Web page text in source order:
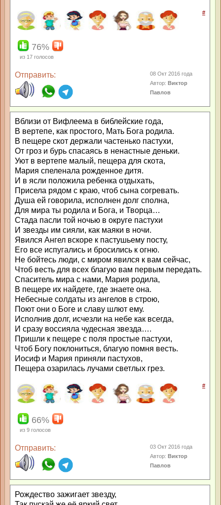
#
76%
из 17 голосов
Отправить:
08 Окт 2016 года
Автор:Виктор
Павлов
Вблизи от Вифлеема в библейские года,
В вертепе, как простого, Мать Бога родила.
В пещере скот держали частенько пастухи,
От гроз и бурь спасаясь в ненастные деньки.
Уют в вертепе малый, пещера для скота,
Мария спеленала рожденное дитя.
И в ясли положила ребенка отдыхать,
Присела рядом с краю, чтоб сына согревать.
Душа ей говорила, исполнен долг сполна,
Для мира ты родила и Бога, и Творца…
Стада пасли той ночью в округе пастухи
И звезды им сияли, как маяки в ночи.
Явился Ангел вскоре к пастушьему посту,
Его все испугались и бросились к огню.
Не бойтесь люди, с миром явился к вам сейчас,
Чтоб весть для всех благую вам первым передать.
Спаситель мира с нами, Мария родила,
В пещере их найдете, где знаете она.
Небесные солдаты из ангелов в строю,
Поют они о Боге и славу шлют ему.
Исполнив долг, исчезли на небе как всегда,
И сразу воссияла чудесная звезда….
Пришли к пещере с поля простые пастухи,
Чтоб Богу поклониться, благую помня весть.
Иосиф и Мария приняли пастухов,
Пещера озарилась лучами светлых грез.
#
66%
из 9 голосов
Отправить:
03 Окт 2016 года
Автор:Виктор
Павлов
Рождество зажигает звезду,